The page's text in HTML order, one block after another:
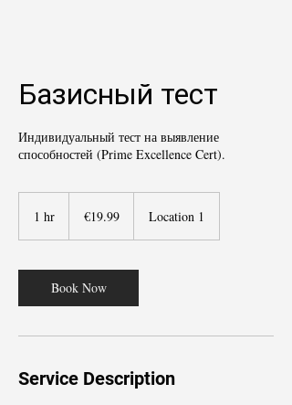
Базисный тест
Индивидуальный тест на выявление
способностей (Prime Excellence Cert).
1 hr €19.99 Location 1
Book Now
Service Description